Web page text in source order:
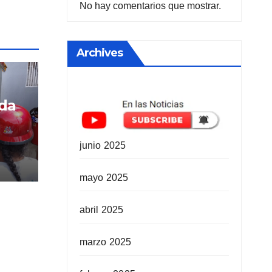
No hay comentarios que mostrar.
Archives
junio 2025
mayo 2025
abril 2025
marzo 2025